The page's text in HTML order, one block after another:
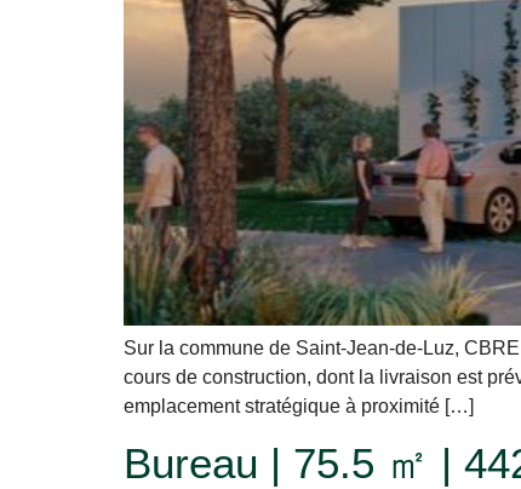
Sur la commune de Saint-Jean-de-Luz,
cours de construction, dont la livraison est
emplacement stratégique à proximité […]
Bureau | 75.5 ㎡ |